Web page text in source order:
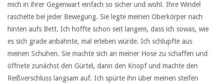
mich in ihrer Gegenwart einfach so sicher und wohl. Ihre Windel
raschelte bei jeder Bewegung. Sie legte meinen Oberkörper nach
hinten aufs Bett. Ich hoffte schon seit langem, dass ich sowas, wie
es sich grade anbahnte, mal erleben würde. Ich schlupfte aus
meinen Schuhen. Sie machte sich an meiner Hose zu schaffen und
öffnete zunächst den Gürtel, dann den Knopf und machte den
Reißverschluss langsam auf. Ich spürte ihn über meinen steifen